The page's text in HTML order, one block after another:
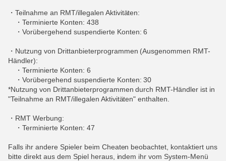
・Teilnahme an RMT/illegalen Aktivitäten:
・Terminierte Konten: 438
・Vorübergehend suspendierte Konten: 6
・Nutzung von Drittanbieterprogrammen (Ausgenommen RMT-
Händler):
・Terminierte Konten: 6
・Vorübergehend suspendierte Konten: 30
*Nutzung von Drittanbieterprogrammen durch RMT-Händler ist in
"Teilnahme an RMT/illegalen Aktivitäten" enthalten.
・RMT Werbung:
・Terminierte Konten: 47
Falls ihr andere Spieler beim Cheaten beobachtet, kontaktiert uns
bitte direkt aus dem Spiel heraus, indem ihr vom System-Menü